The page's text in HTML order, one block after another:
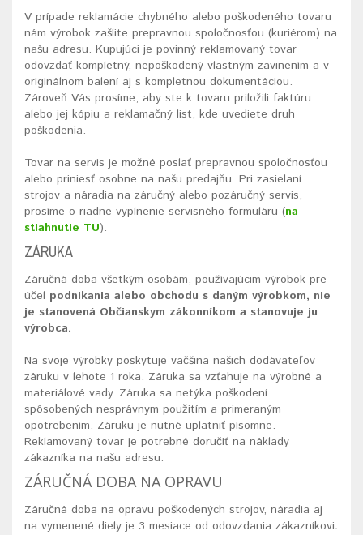
V prípade reklamácie chybného alebo poškodeného tovaru
nám výrobok zašlite prepravnou spoločnosťou (kuriérom) na
našu adresu. Kupujúci je povinný reklamovaný tovar
odovzdať kompletný, nepoškodený vlastným zavinením a v
originálnom balení aj s kompletnou dokumentáciou.
Zároveň Vás prosíme, aby ste k tovaru priložili faktúru
alebo jej kópiu a reklamačný list, kde uvediete druh
poškodenia.
Tovar na servis je možné poslať prepravnou spoločnosťou
alebo priniesť osobne na našu predajňu. Pri zasielaní
strojov a náradia na záručný alebo pozáručný servis,
prosíme o riadne vyplnenie servisného formuláru (na
stiahnutie TU).
ZÁRUKA
Záručná doba všetkým osobám, používajúcim výrobok pre
účel podnikania alebo obchodu s daným výrobkom, nie
je stanovená Občianskym zákonníkom a stanovuje ju
výrobca.
Na svoje výrobky poskytuje väčšina našich dodávateľov
záruku v lehote 1 roka. Záruka sa vzťahuje na výrobné a
materiálové vady. Záruka sa netýka poškodení
spôsobených nesprávnym použitím a primeraným
opotrebením. Záruku je nutné uplatniť písomne.
Reklamovaný tovar je potrebné doručiť na náklady
zákazníka na našu adresu.
ZÁRUČNÁ DOBA NA OPRAVU
Záručná doba na opravu poškodených strojov, náradia aj
na vymenené diely je 3 mesiace od odovzdania zákazníkovi.